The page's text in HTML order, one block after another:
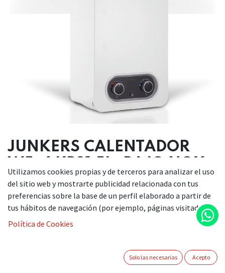
JUNKERS CALENTADOR
329,00€
Si desea adquirir este artículo, le invitamos a ponerse en
contacto con nosotros a través de nuestro teléfono
a info@comercialkiki.com. Estaremos encantados de
Utilizamos cookies propias y de terceros para analizar el uso
del sitio web y mostrarte publicidad relacionada con tus
preferencias sobre la base de un perfil elaborado a partir de
tus hábitos de navegación (por ejemplo, páginas visitadas).
Política de Cookies
Solo las necesarias Acepto